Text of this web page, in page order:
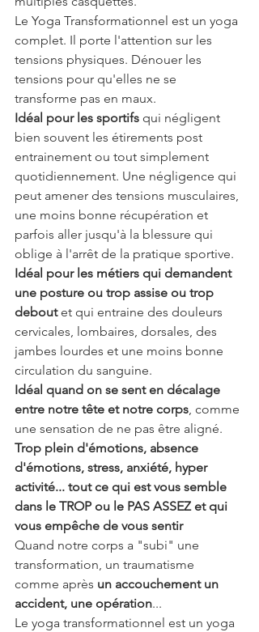
Le Yoga Transformationnel est un yoga
complet. Il porte l'attention sur les
tensions physiques. Dénouer les
tensions pour qu'elles ne se
transforme pas en maux.
Idéal pour les sportifs qui négligent
bien souvent les étirements post
entrainement ou tout simplement
quotidiennement. Une négligence qui
peut amener des tensions musculaires,
une moins bonne récupération et
parfois aller jusqu'à la blessure qui
oblige à l'arrêt de la pratique sportive.
Idéal pour les métiers qui demandent
une posture ou trop assise ou trop
debout et qui entraine des douleurs
cervicales, lombaires, dorsales, des
jambes lourdes et une moins bonne
circulation du sanguine.
Idéal quand on se sent en décalage
entre notre tête et notre corps, comme
une sensation de ne pas être aligné.
Trop plein d'émotions, absence
d'émotions, stress, anxiété, hyper
activité... tout ce qui est vous semble
dans le TROP ou le PAS ASSEZ et qui
vous empêche de vous sentir
Quand notre corps a "subi" une
transformation, un traumatisme
comme après un accouchement un
accident, une opération...
Le yoga transformationnel est un yoga